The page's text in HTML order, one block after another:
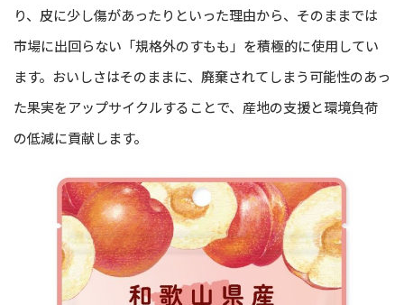
り、皮に少し傷があったりといった理由から、そのままでは
市場に出回らない「規格外のすもも」を積極的に使用してい
ます。おいしさはそのままに、廃棄されてしまう可能性のあっ
た果実をアップサイクルすることで、産地の支援と環境負荷
の低減に貢献します。